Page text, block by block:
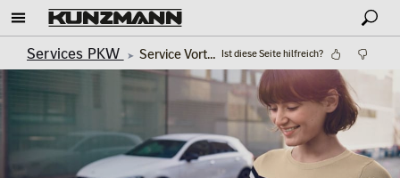
Services PKW Service VorteilsProgramm Ist diese Seite hilfreich?